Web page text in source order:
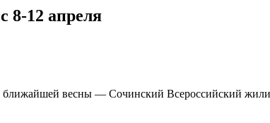
8-12 апреля
весны — Сочинский Всероссийский